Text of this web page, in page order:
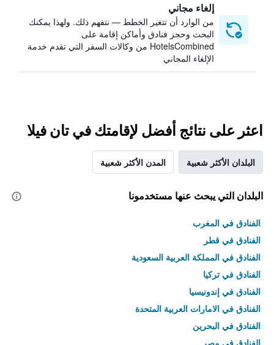
إلغاء مجاني
من الوارد أن تتغير الخطط — نتفهم ذلك. ولهذا يمكنك
البحث وحجز فنادق وأماكن إقامة على
HotelsCombined من وكالات السفر التي تقدم خدمة
الإلغاء المجاني
اعثر على نتائج أفضل لإقامتك في تان فيلا
البلدان الأكثر شعبية المدن الأكثر شعبية
البلدان التي يبحث عنها مستخدمونا
الفنادق في المغرب
الفنادق في قطر
الفنادق في المملكة العربية السعودية
الفنادق في تركيا
الفنادق في إندونيسيا
الفنادق في الامارات العربية المتحدة
الفنادق في البحرين
الفنادق في مصر